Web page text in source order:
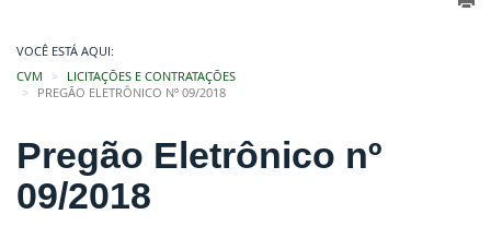
VOCÊ ESTÁ AQUI:
CVM
LICITAÇÕES E CONTRATAÇÕES
PREGÃO ELETRÔNICO Nº 09/2018
Pregão Eletrônico nº
09/2018